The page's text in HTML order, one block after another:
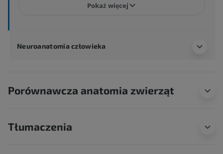
Pokaż więcej
Neuroanatomia człowieka
Porównawcza anatomia zwierząt
Tłumaczenia